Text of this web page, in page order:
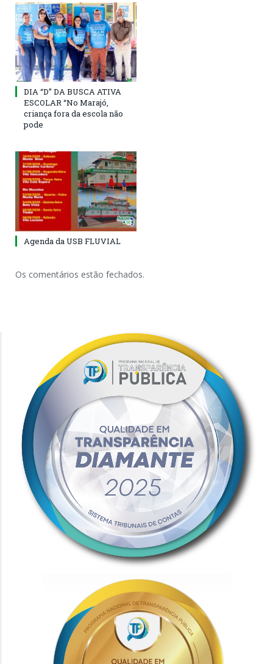
DIA “D” DA BUSCA ATIVA
ESCOLAR “No Marajó,
criança fora da escola não
pode
Agenda da USB FLUVIAL
Os comentários estão fechados.